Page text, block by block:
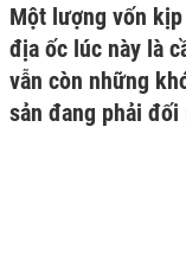
Một lượng vốn
địa ốc lúc này là
vẫn còn những
sản đang phải